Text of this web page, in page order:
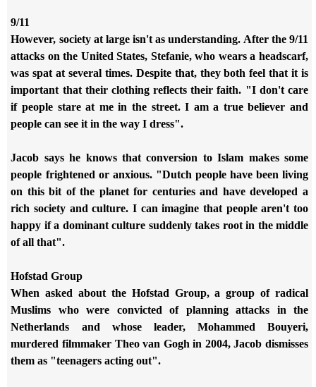
9/11
However, society at large isn't as understanding. After the 9/11
attacks on the United States, Stefanie, who wears a headscarf,
was spat at several times. Despite that, they both feel that it is
important that their clothing reflects their faith. "I don't care
if people stare at me in the street. I am a true believer and
people can see it in the way I dress".
Jacob says he knows that conversion to Islam makes some
people frightened or anxious. "Dutch people have been living
on this bit of the planet for centuries and have developed a
rich society and culture. I can imagine that people aren't too
happy if a dominant culture suddenly takes root in the middle
of all that".
Hofstad Group
When asked about the Hofstad Group, a group of radical
Muslims who were convicted of planning attacks in the
Netherlands and whose leader, Mohammed Bouyeri,
murdered filmmaker Theo van Gogh in 2004, Jacob dismisses
them as "teenagers acting out".